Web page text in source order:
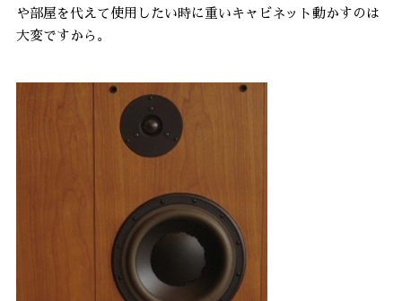
や部屋を代えて使用したい時に重いキャビネット動かすのは
大変ですから。